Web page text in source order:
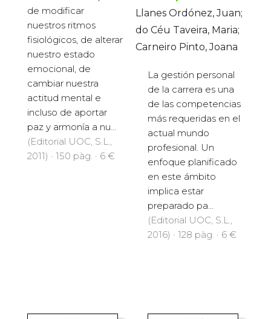
de modificar
nuestros ritmos
fisiológicos, de alterar
nuestro estado
emocional, de
cambiar nuestra
actitud mental e
incluso de aportar
paz y armonía a nu...
(Editorial UOC, S.L.,
2011) · 150 pàg. · 6 €
Llanes Ordónez, Juan;
do Céu Taveira, Maria;
Carneiro Pinto, Joana
La gestión personal
de la carrera es una
de las competencias
más requeridas en el
actual mundo
profesional. Un
enfoque planificado
en este ámbito
implica estar
preparado pa...
(Editorial UOC, S.L.,
2016) · 128 pàg. · 6 €